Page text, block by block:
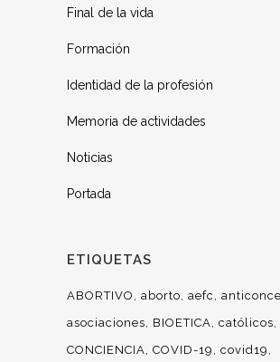
Final de la vida
Formación
Identidad de la profesión
Memoria de actividades
Noticias
Portada
ETIQUETAS
ABORTIVO aborto aefc
asociaciones
BIOETICA católicos
CONCIENCIA COVID-19
covid19